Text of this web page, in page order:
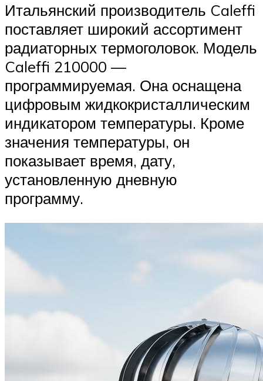
Итальянский производитель Caleffi
поставляет широкий ассортимент
радиаторных термоголовок. Модель
Caleffi 210000 —
программируемая. Она оснащена
цифровым жидкокристаллическим
индикатором температуры. Кроме
значения температуры, он
показывает время, дату,
установленную дневную
программу.